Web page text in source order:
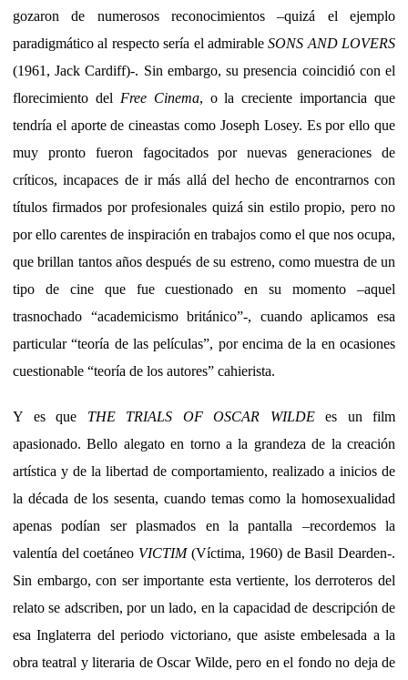
gozaron de numerosos reconocimientos –quizá el ejemplo
paradigmático al respecto sería el admirableSONS AND LOVERS
(1961, Jack Cardiff)-. Sin embargo, su presencia coincidió con el
florecimiento del Free Cinema, o la creciente importancia que
tendría el aporte de cineastas como Joseph Losey. Es por ello que
muy pronto fueron fagocitados por nuevas generaciones de
críticos, incapaces de ir más allá del hecho de encontrarnos con
títulos firmados por profesionales quizá sin estilo propio, pero no
por ello carentes de inspiración en trabajos como el que nos ocupa,
que brillan tantos años después de su estreno, como muestra de un
tipo de cine que fue cuestionado en su momento –aquel
trasnochado “academicismo británico”-, cuando aplicamos esa
particular “teoría de las películas”, por encima de la en ocasiones
cuestionable “teoría de los autores” cahierista.
Y es que THE TRIALS OF OSCAR WILDEes un film
apasionado. Bello alegato en torno a la grandeza de la creación
artística y de la libertad de comportamiento, realizado a inicios de
la década de los sesenta, cuando temas como la homosexualidad
apenas podían ser plasmados en la pantalla –recordemos la
valentía del coetáneo VICTIM (Víctima, 1960) de Basil Dearden-.
Sin embargo, con ser importante esta vertiente, los derroteros del
relato se adscriben, por un lado, en la capacidad de descripción de
esa Inglaterra del periodo victoriano, que asiste embelesada a la
obra teatral y literaria de Oscar Wilde, pero en el fondo no deja de